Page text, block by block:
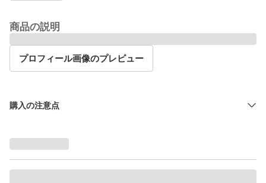
商品の説明
プロフィール画像のプレビュー
購入の注意点